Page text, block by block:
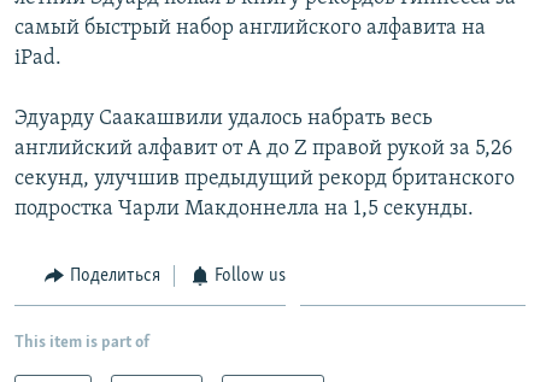
КУЛЬТУРА
СПОРТ
АРХИВ
Հայերեն
English
Все сайты Радио Азатутюн
самый быстрый набор английского алфавита на
iPad.
Эдуарду Саакашвили удалось набрать весь
английский алфавит от A до Z правой рукой за 5,26
секунд, улучшив предыдущий рекорд британского
подростка Чарли Макдоннелла на 1,5 секунды.
Поделиться Follow us
This item is part of